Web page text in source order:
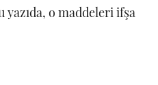
yazıda, o maddeleri ifşa